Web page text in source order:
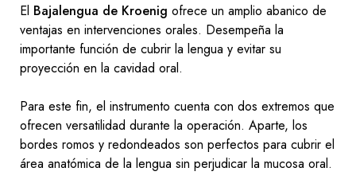
El Bajalengua de Kroenig ofrece un amplio abanico de
ventajas en intervenciones orales. Desempeña la
importante función de cubrir la lengua y evitar su
proyección en la cavidad oral.
Para este fin, el instrumento cuenta con dos extremos que
ofrecen versatilidad durante la operación. Aparte, los
bordes romos y redondeados son perfectos para cubrir el
área anatómica de la lengua sin perjudicar la mucosa oral.